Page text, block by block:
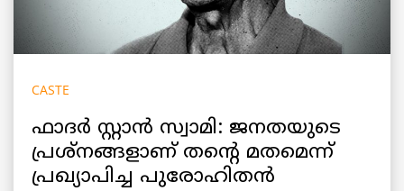
CASTE
ഫാദർ സ്റ്റാൻ സ്വാമി: ജനതയുടെ
പ്രശ്നങ്ങളാണ് തന്റെ മതമെന്ന്
പ്രഖ്യാപിച്ച പുരോഹിതൻ